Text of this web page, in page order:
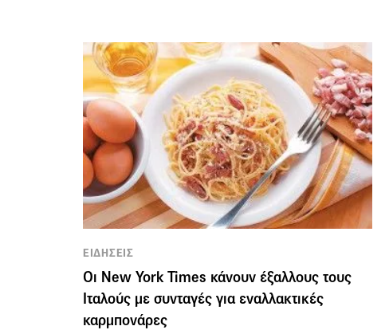
ΕΙΔΗΣΕΙΣ
Οι New York Times κάνουν έξαλλους τους
Ιταλούς με συνταγές για εναλλακτικές
καρμπονάρες